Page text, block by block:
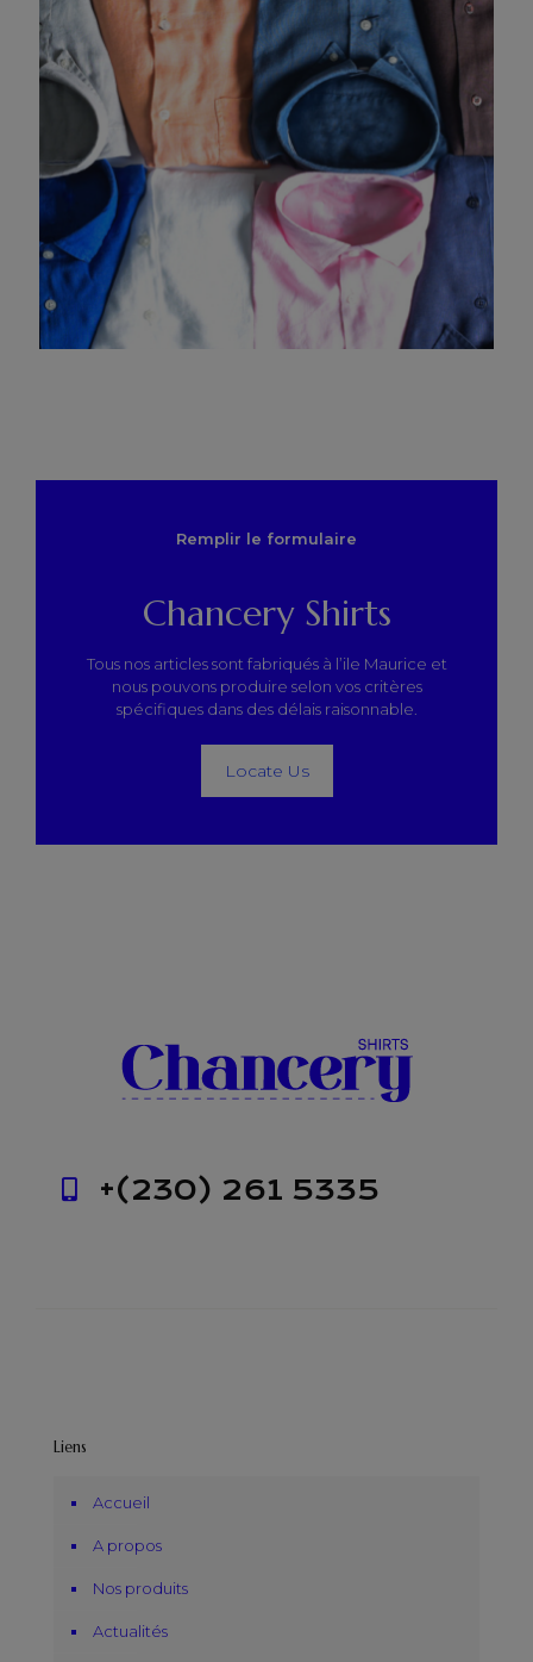
Remplir le formulaire
Chancery Shirts
Tous nos articles sont fabriqués à l’ile Maurice et
nous pouvons produire selon vos critères
spécifiques dans des délais raisonnable.
Locate Us
+(230) 261 5335
Liens
Accueil
A propos
Nos produits
Actualités